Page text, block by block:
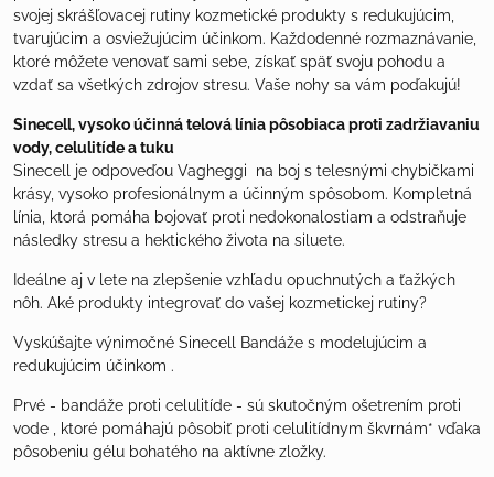
svojej skrášľovacej rutiny kozmetické produkty s redukujúcim,
tvarujúcim a osviežujúcim účinkom. Každodenné rozmaznávanie,
ktoré môžete venovať sami sebe, získať späť svoju pohodu a
vzdať sa všetkých zdrojov stresu. Vaše nohy sa vám poďakujú!
Sinecell, vysoko účinná telová línia pôsobiaca proti zadržiavaniu
vody, celulitíde a tuku
Sinecell je odpoveďou Vagheggi na boj s telesnými chybičkami
krásy, vysoko profesionálnym a účinným spôsobom. Kompletná
línia, ktorá pomáha bojovať proti nedokonalostiam a odstraňuje
následky stresu a hektického života na siluete.
Ideálne aj v lete na zlepšenie vzhľadu opuchnutých a ťažkých
nôh. Aké produkty integrovať do vašej kozmetickej rutiny?
Vyskúšajte výnimočné Sinecell Bandáže s modelujúcim a
redukujúcim účinkom .
Prvé - bandáže proti celulitíde - sú skutočným ošetrením proti
vode , ktoré pomáhajú pôsobiť proti celulitídnym škvrnám* vďaka
pôsobeniu gélu bohatého na aktívne zložky.